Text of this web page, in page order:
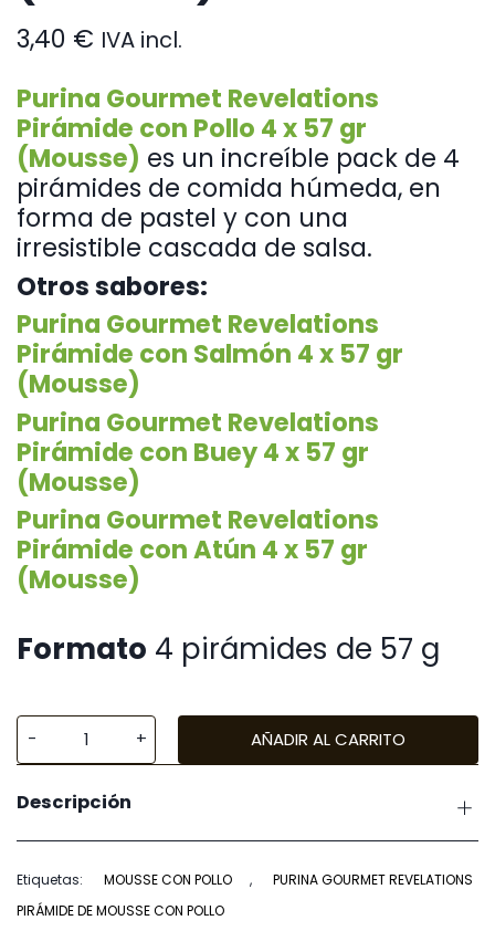
3,40 € IVA incl.
Purina Gourmet Revelations
Pirámide con Pollo 4 x 57 gr
(Mousse) es un increíble pack de 4
pirámides de comida húmeda, en
forma de pastel y con una
irresistible cascada de salsa.
Otros sabores:
Purina Gourmet Revelations
Pirámide con Salmón 4 x 57 gr
(Mousse)
Purina Gourmet Revelations
Pirámide con Buey 4 x 57 gr
(Mousse)
Purina Gourmet Revelations
Pirámide con Atún 4 x 57 gr
(Mousse)
Formato 4 pirámides de 57 g
Revelations
Pirámide
Pollo
4
AÑADIR AL CARRITO
Descripción
Etiquetas: MOUSSE CON POLLO ,
PURINA GOURMET REVELATIONS
PIRÁMIDE DE MOUSSE CON POLLO